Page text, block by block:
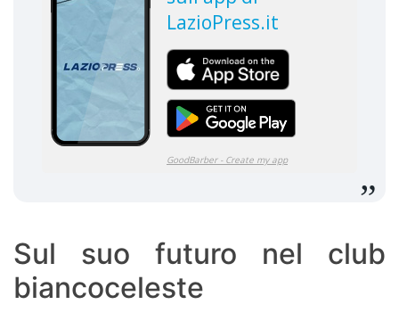
Sul suo futuro nel club
biancoceleste